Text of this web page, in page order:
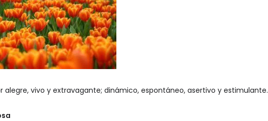
alegre, vivo y extravagante; dinámico, espontáneo, asertivo y estimulante.